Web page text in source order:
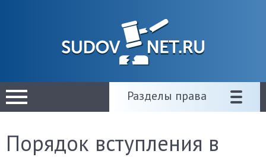
Разделы права
Порядок вступления в